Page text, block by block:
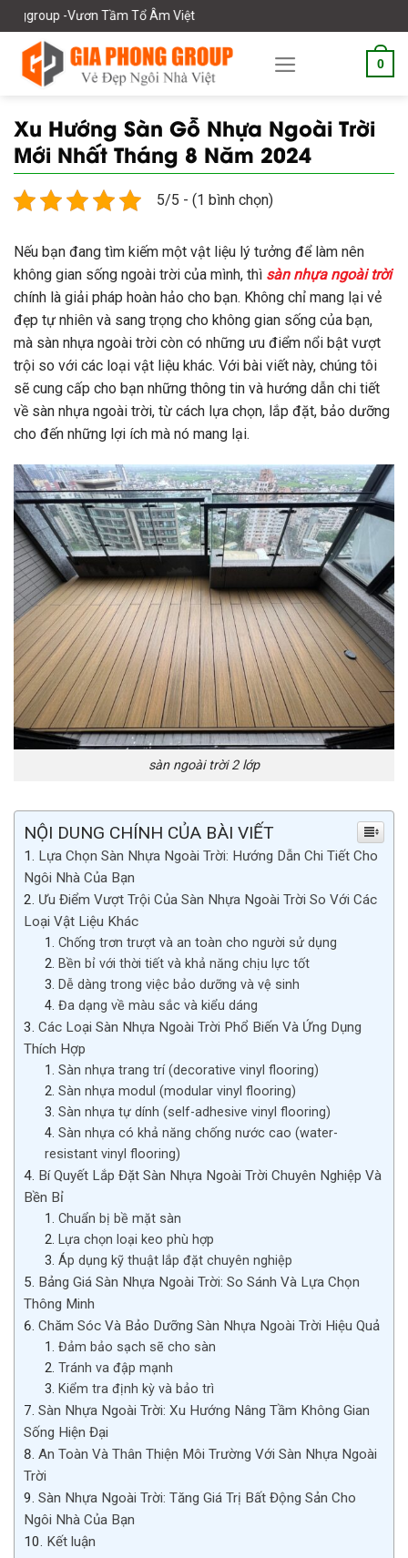
Skip
to
content
Tổ Âm Việt
0
Xu Hướng Sàn Gỗ Nhựa Ngoài Trời
Mới Nhất Tháng 8 Năm 2024
5/5 - (1 bình chọn)
Nếu bạn đang tìm kiếm một vật liệu lý tưởng để làm nên
không gian sống ngoài trời của mình, thì sàn nhựa ngoài trời
chính là giải pháp hoàn hảo cho bạn. Không chỉ mang lại vẻ
đẹp tự nhiên và sang trọng cho không gian sống của bạn,
mà sàn nhựa ngoài trời còn có những ưu điểm nổi bật vượt
trội so với các loại vật liệu khác. Với bài viết này, chúng tôi
sẽ cung cấp cho bạn những thông tin và hướng dẫn chi tiết
về sàn nhựa ngoài trời, từ cách lựa chọn, lắp đặt, bảo dưỡng
cho đến những lợi ích mà nó mang lại.
sàn ngoài trời 2 lớp
NỘI DUNG CHÍNH CỦA BÀI VIẾT
Lựa Chọn Sàn Nhựa Ngoài Trời: Hướng Dẫn Chi Tiết Cho
Ngôi Nhà Của Bạn
Ưu Điểm Vượt Trội Của Sàn Nhựa Ngoài Trời So Với Các
Loại Vật Liệu Khác
Chống trơn trượt và an toàn cho người sử dụng
Bền bỉ với thời tiết và khả năng chịu lực tốt
Dễ dàng trong việc bảo dưỡng và vệ sinh
Đa dạng về màu sắc và kiểu dáng
Các Loại Sàn Nhựa Ngoài Trời Phổ Biến Và Ứng Dụng
Thích Hợp
Sàn nhựa trang trí (decorative vinyl flooring)
Sàn nhựa modul (modular vinyl flooring)
Sàn nhựa tự dính (self-adhesive vinyl flooring)
Sàn nhựa có khả năng chống nước cao (water-
resistant vinyl flooring)
Bí Quyết Lắp Đặt Sàn Nhựa Ngoài Trời Chuyên Nghiệp Và
Bền Bỉ
Chuẩn bị bề mặt sàn
Lựa chọn loại keo phù hợp
Áp dụng kỹ thuật lắp đặt chuyên nghiệp
Bảng Giá Sàn Nhựa Ngoài Trời: So Sánh Và Lựa Chọn
Thông Minh
Chăm Sóc Và Bảo Dưỡng Sàn Nhựa Ngoài Trời Hiệu Quả
Đảm bảo sạch sẽ cho sàn
Tránh va đập mạnh
Kiểm tra định kỳ và bảo trì
Sàn Nhựa Ngoài Trời: Xu Hướng Nâng Tầm Không Gian
Sống Hiện Đại
An Toàn Và Thân Thiện Môi Trường Với Sàn Nhựa Ngoài
Trời
Sàn Nhựa Ngoài Trời: Tăng Giá Trị Bất Động Sản Cho
Ngôi Nhà Của Bạn
Kết luận